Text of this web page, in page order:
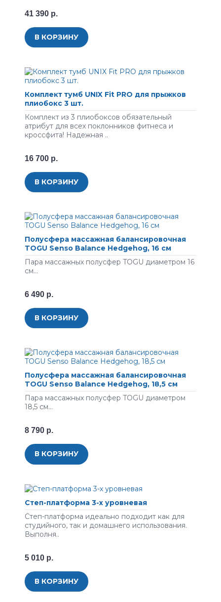
41 390 р.
В КОРЗИНУ
Комплект тумб UNIX Fit PRO для прыжков
плиобокс 3 шт.
Комплект из 3 плиобоксов обязательный
атрибут для всех поклонников фитнеса и
кроссфита! Надежная ..
16 700 р.
В КОРЗИНУ
Полусфера массажная балансировочная
TOGU Senso Balance Hedgehog, 16 см
Пара массажных полусфер TOGU диаметром 16
см...
6 490 р.
В КОРЗИНУ
Полусфера массажная балансировочная
TOGU Senso Balance Hedgehog, 18,5 см
Пара массажных полусфер TOGU диаметром
18,5 см...
8 790 р.
В КОРЗИНУ
Степ-платформа 3-х уровневая
Степ-платформа идеально подходит как для
студийного, так и домашнего использования.
Выполня..
5 010 р.
В КОРЗИНУ